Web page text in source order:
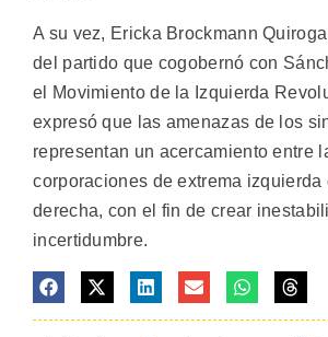
A su vez, Ericka Brockmann
del partido que cogobernó con
el Movimiento de la Izquierda
expresó que las amenazas de los
representan un acercamiento entre
corporaciones de extrema
derecha, con el fin de crear
incertidumbre.